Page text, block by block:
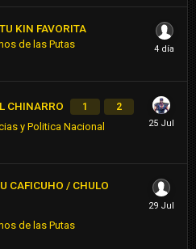
KIN FAVORITA
de las Putas
CHINARRO 1 2
y Politica Nacional
CAFICUHO / CHULO
de las Putas